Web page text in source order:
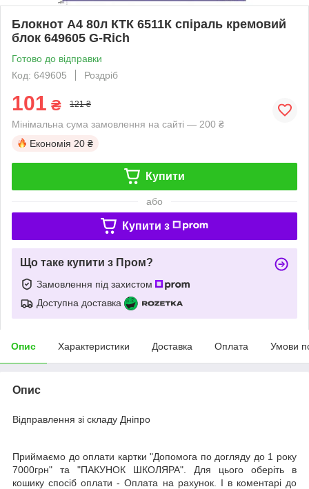
Блокнот А4 80л КТК 6511К спіраль кремовий
блок 649605 G-Rich
Готово до відправки
Код: 649605
Роздріб
101 ₴ 121 ₴
Мінімальна сума замовлення на сайті — 200 ₴
Економія 20 ₴
Купити
або
Купити з
Що таке купити з Пром?
Замовлення під захистом
Доступна доставка
Опис Характеристики Доставка Оплата Умови
Опис
Відправлення зі складу Дніпро
Приймаємо до оплати картки "Допомога по догляду до 1 року
7000грн" та "ПАКУНОК ШКОЛЯРА". Для цього оберіть в
кошику спосіб оплати - Оплата на рахунок. І в коментарі до